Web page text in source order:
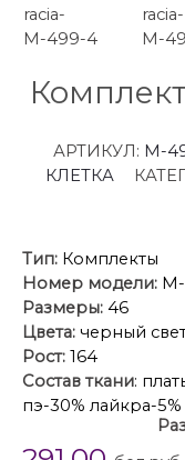
АРТИКУЛ: М-
КЛЕТКА
Тип: Комплекты
Номер модели:
Размеры: 46
Цвета: черный
Рост: 164
Состав ткани:
пэ-30% лайкра-5%
:
трикотажное